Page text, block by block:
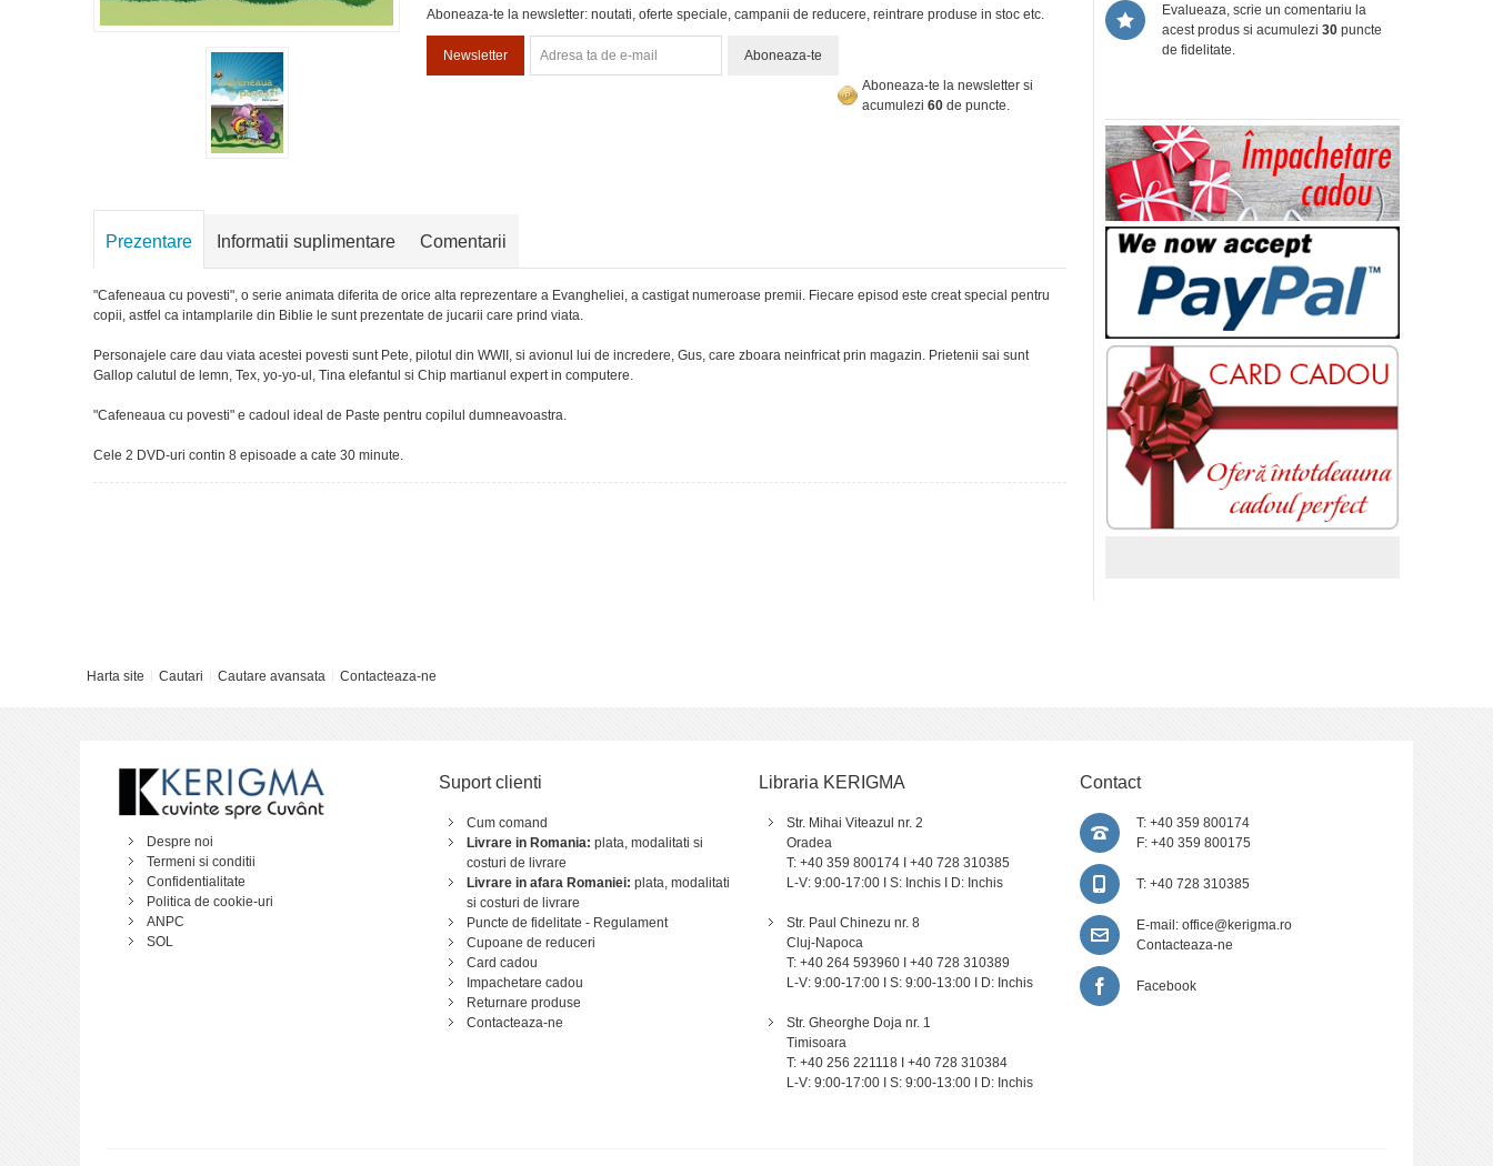
Aboneaza-te la newsletter: noutati, oferte speciale, campanii de reducere, reintrare produse in stoc etc.
Newsletter
Aboneaza-te
Aboneaza-te la newsletter si
acumulezi 60de puncte.
Evalueaza, scrie un comentariu la
acest produs si acumulezi 30puncte
de fidelitate.
Prezentare Informatii suplimentare Comentarii
"Cafeneaua cu povesti", o serie animata diferita de orice alta reprezentare a Evangheliei, a castigat numeroase premii. Fiecare episod este creat special pentru
copii, astfel ca intamplarile din Biblie le sunt prezentate de jucarii care prind viata.
Personajele care dau viata acestei povesti sunt Pete, pilotul din WWII, si avionul lui de incredere, Gus, care zboara neinfricat prin magazin. Prietenii sai sunt
Gallop calutul de lemn, Tex, yo-yo-ul, Tina elefantul si Chip martianul expert in computere.
"Cafeneaua cu povesti" e cadoul ideal de Paste pentru copilul dumneavoastra.
Cele 2 DVD-uri contin 8 episoade a cate 30 minute.
Harta site Cautari Cautare avansata Contacteaza-ne
Despre noi
Termeni si conditii
Confidentialitate
Politica de cookie-uri
ANPC
SOL
Suport clienti
Cum comand
Livrare in Romania: plata, modalitati si
costuri de livrare
Livrare in afara Romaniei: plata, modalitati
si costuri de livrare
Puncte de fidelitate - Regulament
Cupoane de reduceri
Card cadou
Impachetare cadou
Returnare produse
Contacteaza-ne
Libraria KERIGMA
Str. Mihai Viteazul nr. 2
Oradea
T: +40 359 800174 I +40 728 310385
L-V: 9:00-17:00 I S: Inchis I D: Inchis
Str. Paul Chinezu nr. 8
Cluj-Napoca
T: +40 264 593960 I +40 728 310389
L-V: 9:00-17:00 I S: 9:00-13:00 I D: Inchis
Str. Gheorghe Doja nr. 1
Timisoara
T: +40 256 221118 I +40 728 310384
L-V: 9:00-17:00 I S: 9:00-13:00 I D: Inchis
Contact
T: +40 359 800174
F: +40 359 800175
T: +40 728 310385
E-mail: office@kerigma.ro
Contacteaza-ne
Facebook